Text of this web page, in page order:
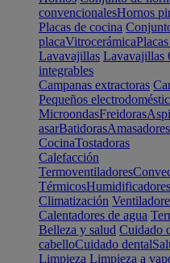
convencionalesHornos
Placas de cocina
placaVitrocerámica
Lavavajillas Lavavajillas
integrables
Campanas extractoras
Pequeños
MicroondasFreidoras
asarBatidorasAmasadores
CocinaTostadoras
Calefacción
Termoventiladores
TérmicosHumidificadores
Climatización
Calentadores de agua
Belleza y salud Cuidado
cabelloCuidado dental
Limpieza Limpieza a